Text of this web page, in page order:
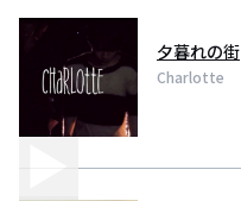
夕暮れの街
Charlotte